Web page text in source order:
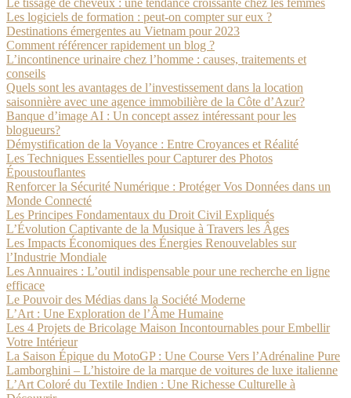
Le tissage de cheveux : une tendance croissante chez les femmes
Les logiciels de formation : peut-on compter sur eux ?
Destinations émergentes au Vietnam pour 2023
Comment référencer rapidement un blog ?
L’incontinence urinaire chez l’homme : causes, traitements et
conseils
Quels sont les avantages de l’investissement dans la location
saisonnière avec une agence immobilière de la Côte d’Azur?
Banque d’image AI : Un concept assez intéressant pour les
blogueurs?
Démystification de la Voyance : Entre Croyances et Réalité
Les Techniques Essentielles pour Capturer des Photos
Époustouflantes
Renforcer la Sécurité Numérique : Protéger Vos Données dans un
Monde Connecté
Les Principes Fondamentaux du Droit Civil Expliqués
L’Évolution Captivante de la Musique à Travers les Âges
Les Impacts Économiques des Énergies Renouvelables sur
l’Industrie Mondiale
Les Annuaires : L’outil indispensable pour une recherche en ligne
efficace
Le Pouvoir des Médias dans la Société Moderne
L’Art : Une Exploration de l’Âme Humaine
Les 4 Projets de Bricolage Maison Incontournables pour Embellir
Votre Intérieur
La Saison Épique du MotoGP : Une Course Vers l’Adrénaline Pure
Lamborghini – L’histoire de la marque de voitures de luxe italienne
L’Art Coloré du Textile Indien : Une Richesse Culturelle à